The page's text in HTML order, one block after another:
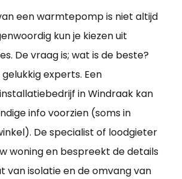
een warmtepomp is niet altijd
kun je kiezen uit
De vraag is; wat is de beste?
experts. Een
in Windraak kan
info voorzien (soms in
De specialist of loodgieter
woning en bespreekt de details
van isolatie en de omvang van